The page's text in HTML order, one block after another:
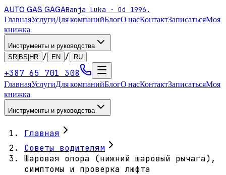
AUTO GAS GAGABanja Luka · Od 1996.
ГлавнаяУслугиДля компанийБлогО насКонтактЗаписатьсяМоя
книжка
Инструменты и руководства
SR|BS|HR
/ EN / RU
+387 65 701 308
ГлавнаяУслугиДля компанийБлогО насКонтактЗаписатьсяМоя
книжка
Инструменты и руководства
Главная
Советы водителям
Шаровая опора (нижний шаровый рычага),
симптомы и проверка люфта